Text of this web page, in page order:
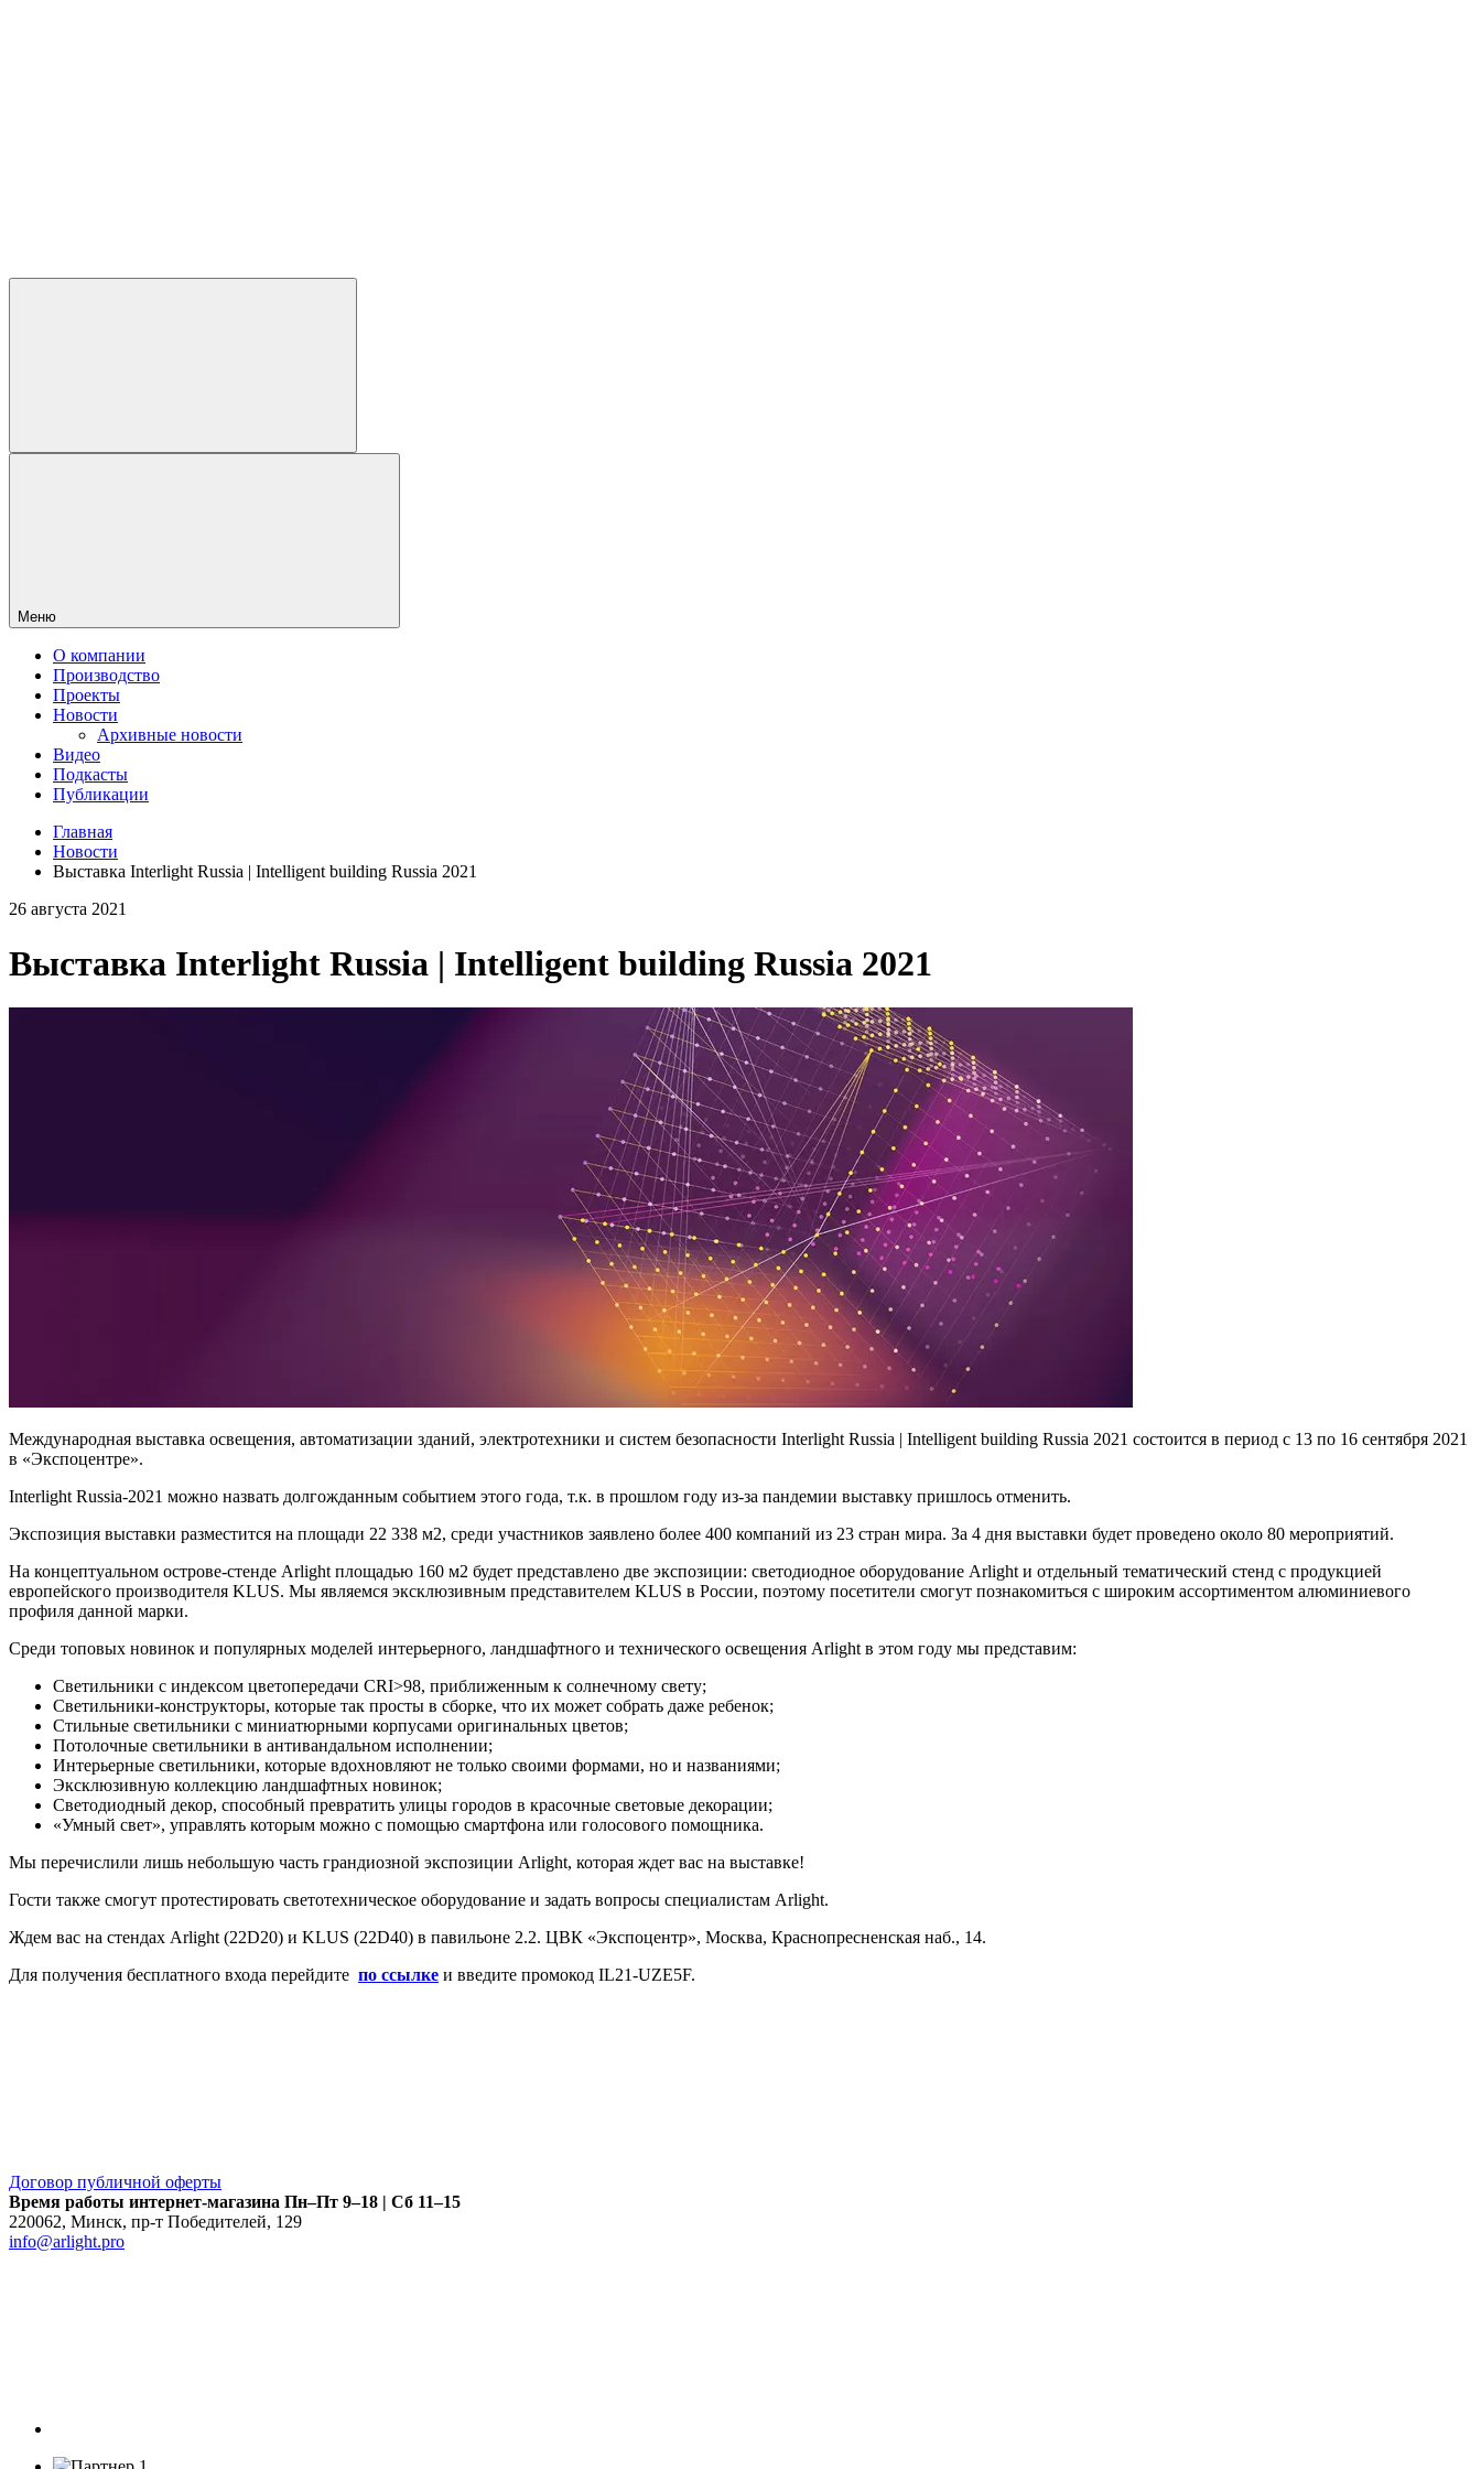
Меню
О компании
Производство
Проекты
Новости
Архивные новости
Видео
Подкасты
Публикации
Главная
Новости
Выставка Interlight Russia | Intelligent building Russia 2021
26 августа 2021
Выставка Interlight Russia | Intelligent building Russia 2021
Международная выставка освещения, автоматизации зданий, электротехники и систем безопасности Interlight Russia | Intelligent building Russia 2021 состоится в период с 13 по 16 сентября 2021
в «Экспоцентре».
Interlight Russia-2021 можно назвать долгожданным событием этого года, т.к. в прошлом году из-за пандемии выставку пришлось отменить.
Экспозиция выставки разместится на площади 22 338 м2, среди участников заявлено более 400 компаний из 23 стран мира. За 4 дня выставки будет проведено около 80 мероприятий.
На концептуальном острове-стенде Arlight площадью 160 м2 будет представлено две экспозиции: светодиодное оборудование Arlight и отдельный тематический стенд с продукцией
европейского производителя KLUS. Мы являемся эксклюзивным представителем KLUS в России, поэтому посетители смогут познакомиться с широким ассортиментом алюминиевого
профиля данной марки.
Среди топовых новинок и популярных моделей интерьерного, ландшафтного и технического освещения Arlight в этом году мы представим:
Светильники с индексом цветопередачи CRI>98, приближенным к солнечному свету;
Светильники-конструкторы, которые так просты в сборке, что их может собрать даже ребенок;
Стильные светильники с миниатюрными корпусами оригинальных цветов;
Потолочные светильники в антивандальном исполнении;
Интерьерные светильники, которые вдохновляют не только своими формами, но и названиями;
Эксклюзивную коллекцию ландшафтных новинок;
Светодиодный декор, способный превратить улицы городов в красочные световые декорации;
«Умный свет», управлять которым можно с помощью смартфона или голосового помощника.
Мы перечислили лишь небольшую часть грандиозной экспозиции Arlight, которая ждет вас на выставке!
Гости также смогут протестировать светотехническое оборудование и задать вопросы специалистам Arlight.
Ждем вас на стендах Arlight (22D20) и KLUS (22D40) в павильоне 2.2. ЦВК «Экспоцентр», Москва, Краснопресненская наб., 14.
Для получения бесплатного входа перейдите по ссылке и введите промокод IL21-UZE5F.
Договор публичной оферты
Время работы интернет-магазина Пн–Пт 9–18 | Сб 11–15
220062, Минск, пр-т Победителей, 129
info@arlight.pro